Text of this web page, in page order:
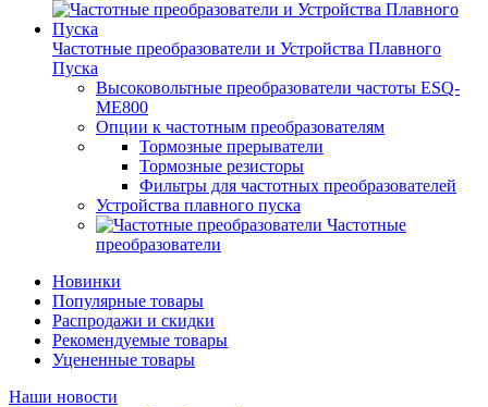
Частотные преобразователи и Устройства Плавного
Пуска
Высоковольтные преобразователи частоты ESQ-
ME800
Опции к частотным преобразователям
Тормозные прерыватели
Тормозные резисторы
Фильтры для частотных преобразователей
Устройства плавного пуска
Частотные
преобразователи
Новинки
Популярные товары
Распродажи и скидки
Рекомендуемые товары
Уцененные товары
Наши новости